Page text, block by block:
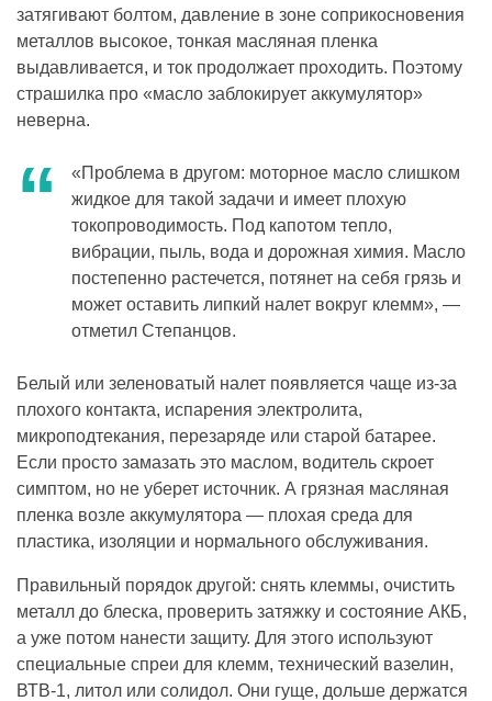
затягивают болтом, давление в зоне соприкосновения
металлов высокое, тонкая масляная пленка
выдавливается, и ток продолжает проходить. Поэтому
страшилка про «масло заблокирует аккумулятор»
неверна.
«Проблема в другом: моторное масло слишком
жидкое для такой задачи и имеет плохую
токопроводимость. Под капотом тепло,
вибрации, пыль, вода и дорожная химия. Масло
постепенно растечется, потянет на себя грязь и
может оставить липкий налет вокруг клемм», —
отметил Степанцов.
Белый или зеленоватый налет появляется чаще из-за
плохого контакта, испарения электролита,
микроподтекания, перезаряде или старой батарее.
Если просто замазать это маслом, водитель скроет
симптом, но не уберет источник. А грязная масляная
пленка возле аккумулятора — плохая среда для
пластика, изоляции и нормального обслуживания.
Правильный порядок другой: снять клеммы, очистить
металл до блеска, проверить затяжку и состояние АКБ,
а уже потом нанести защиту. Для этого используют
специальные спреи для клемм, технический вазелин,
ВТВ-1, литол или солидол. Они гуще, дольше держатся